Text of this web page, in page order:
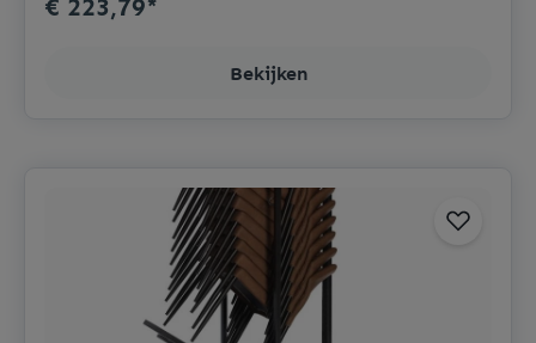
€ 223,79*
Bekijken